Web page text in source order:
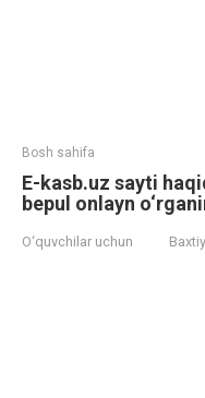
Bosh sahifa
E-kasb.uz sayti
bepul onlayn
O‘quvchilar uchun